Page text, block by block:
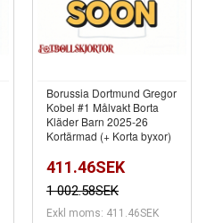
Borussia Dortmund Gregor
Kobel #1 Målvakt Borta
Kläder Barn 2025-26
Kortärmad (+ Korta byxor)
411.46SEK
1 002.58SEK
Exkl moms: 411.46SEK